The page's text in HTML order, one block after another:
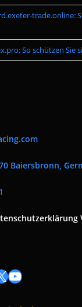
trade.online:
So schützen Sie
Baiersbronn,
YouTube